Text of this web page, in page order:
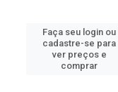
Faça seu login ou
cadastre-se para
ver preços e
comprar